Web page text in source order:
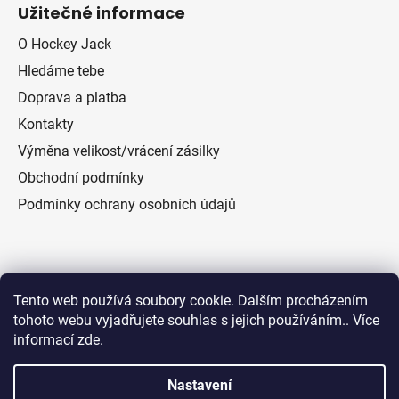
Tento web používá soubory cookie. Dalším procházením
tohoto webu vyjadřujete souhlas s jejich používáním.. Více
informací zde.
Nastavení
Užitečné informace
O Hockey Jack
Hledáme tebe
Doprava a platba
Kontakty
Výměna velikost/vrácení zásilky
Obchodní podmínky
Podmínky ochrany osobních údajů
Přijímáme online platby